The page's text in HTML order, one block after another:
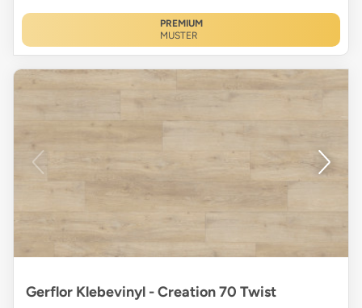
PREMIUM
MUSTER
Gerflor Klebevinyl - Creation 70 Twist